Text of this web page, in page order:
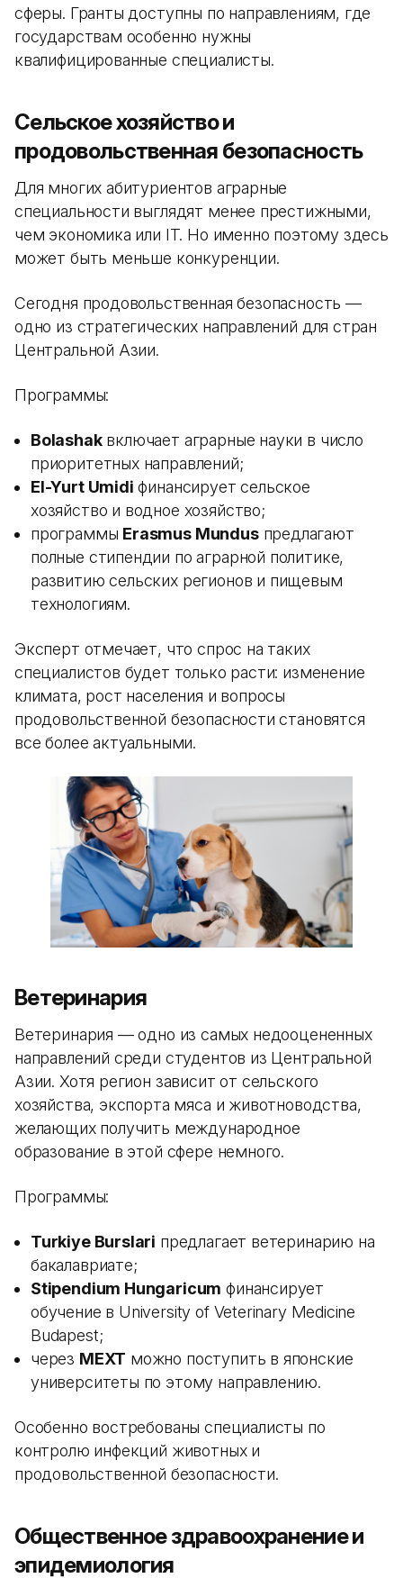
сферы. Гранты доступны по направлениям, где
государствам особенно нужны
квалифицированные специалисты.
Сельское хозяйство и
продовольственная безопасность
Для многих абитуриентов аграрные
специальности выглядят менее престижными,
чем экономика или IT. Но именно поэтому здесь
может быть меньше конкуренции.
Сегодня продовольственная безопасность —
одно из стратегических направлений для стран
Центральной Азии.
Программы:
Bolashakвключает аграрные науки в число
приоритетных направлений;
El-Yurt Umidi финансирует сельское
хозяйство и водное хозяйство;
программы Erasmus Mundusпредлагают
полные стипендии по аграрной политике,
развитию сельских регионов и пищевым
технологиям.
Эксперт отмечает, что спрос на таких
специалистов будет только расти: изменение
климата, рост населения и вопросы
продовольственной безопасности становятся
все более актуальными.
Ветеринария
Ветеринария — одно из самых недооцененных
направлений среди студентов из Центральной
Азии. Хотя регион зависит от сельского
хозяйства, экспорта мяса и животноводства,
желающих получить международное
образование в этой сфере немного.
Программы:
Turkiye Burslari предлагает ветеринарию на
бакалавриате;
Stipendium Hungaricum финансирует
обучение в University of Veterinary Medicine
Budapest;
через MEXT можно поступить в японские
университеты по этому направлению.
Особенно востребованы специалисты по
контролю инфекций животных и
продовольственной безопасности.
Общественное здравоохранение и
эпидемиология